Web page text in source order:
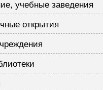
учебные заведения
открытия